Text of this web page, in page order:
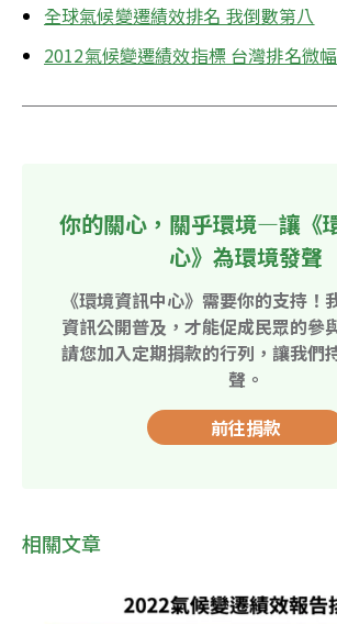
全球氣候變遷績效排名 我倒數第八
2012氣候變遷績效指標 台灣排名微
你的關心，關乎環境—讓《
心》為環境發聲
《環境資訊中心》需要你的支持！
資訊公開普及，才能促成民眾的參
請您加入定期捐款的行列，讓我們
聲。
前往捐款
相關文章